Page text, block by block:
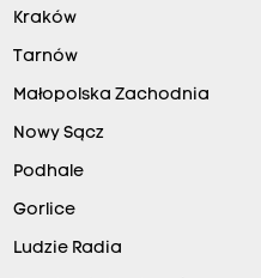
Kraków
Tarnów
Małopolska Zachodnia
Nowy Sącz
Podhale
Gorlice
Ludzie Radia